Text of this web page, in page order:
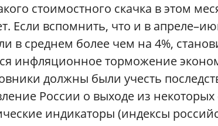
стоимостного скачка в этом
Если вспомнить, что и в
в среднем более чем на 4%,
инфляционное торможение
должны были учесть
России о выходе из
индикаторы (индексы